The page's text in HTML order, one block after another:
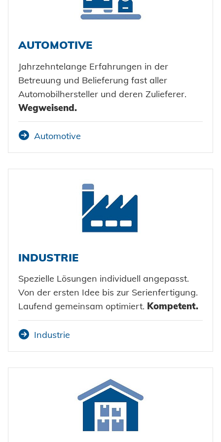
Maritim
Gebrauchsgüter
Maschinenbau
Erneuerbare Energien
Berufe bei Honsel
AUTOMOTIVE
Jahrzehntelange Erfahrungen in der
Betreuung und Belieferung fast aller
Automobilhersteller und deren Zulieferer.
Wegweisend.
Automotive
INDUSTRIE
Spezielle Lösungen individuell angepasst.
Von der ersten Idee bis zur Serienfertigung.
Laufend gemeinsam optimiert. Kompetent.
Industrie